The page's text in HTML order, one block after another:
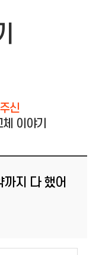
신
이야기
지 다 했어